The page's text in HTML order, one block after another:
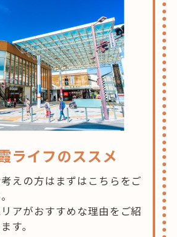
ライフのススメ
えの方はまずはこちらをご
アがおすすめな理由をご紹
す。